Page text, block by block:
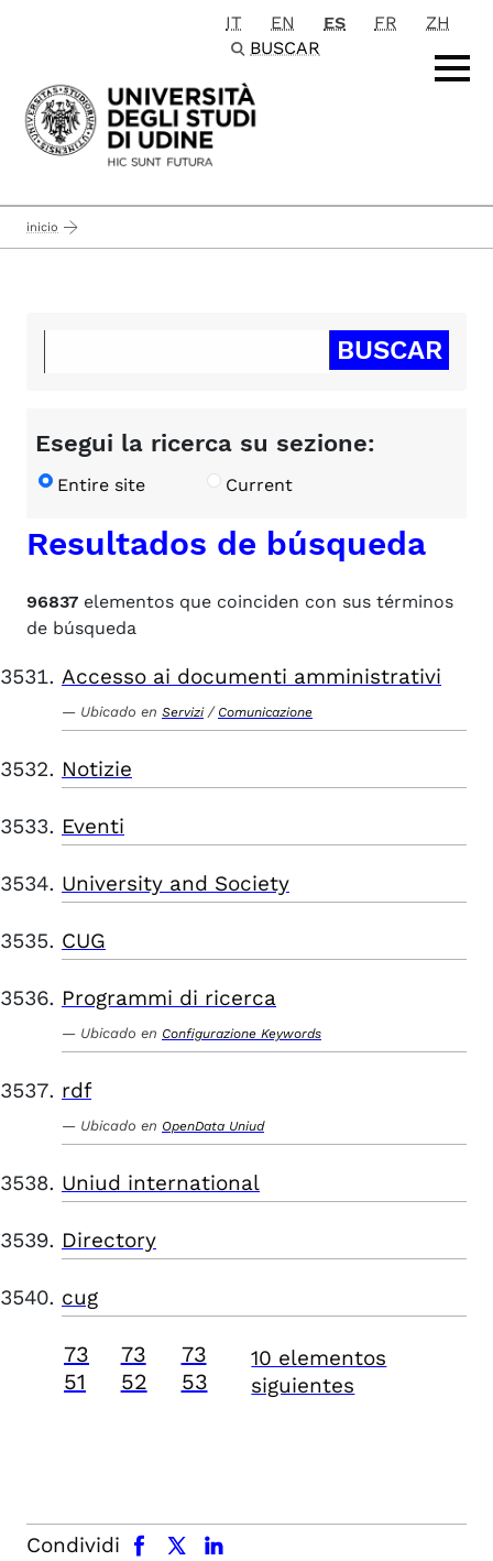
Passa al contenuto principale
IT EN ES FR
ZH
BUSCAR
inicio
Esegui la ricerca su sezione:
Entire site Current
Resultados de búsqueda
96837 elementos que coinciden con sus términos
de búsqueda
Accesso ai documenti amministrativi
Ubicado en Servizi / Comunicazione
Notizie
Eventi
University and Society
CUG
Programmi di ricerca
Ubicado en Configurazione Keywords
rdf
Ubicado en OpenData Uniud
Uniud international
Directory
cug
73
51
73
52
73
53
10 elementos
siguientes
Condividi
facebook x.com linkedin